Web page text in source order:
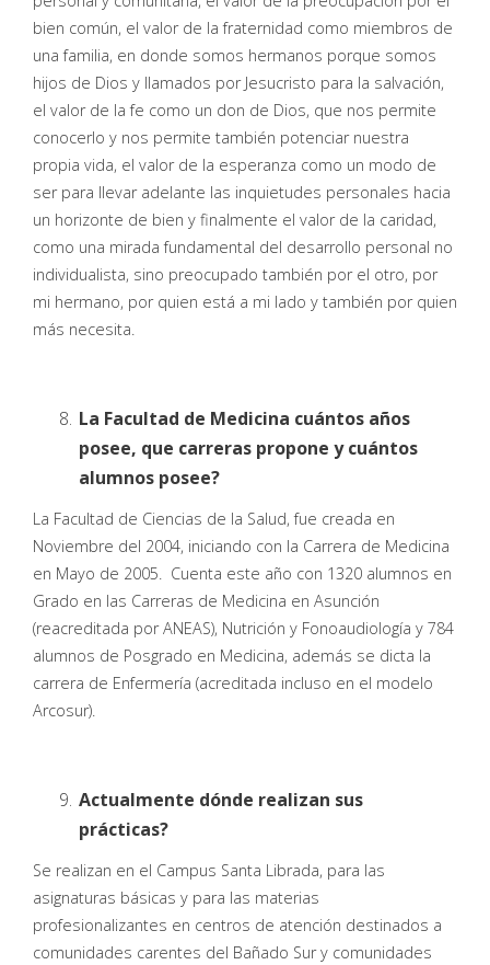
bien común, el valor de la fraternidad como miembros de
una familia, en donde somos hermanos porque somos
hijos de Dios y llamados por Jesucristo para la salvación,
el valor de la fe como un don de Dios, que nos permite
conocerlo y nos permite también potenciar nuestra
propia vida, el valor de la esperanza como un modo de
ser para llevar adelante las inquietudes personales hacia
un horizonte de bien y finalmente el valor de la caridad,
como una mirada fundamental del desarrollo personal no
individualista, sino preocupado también por el otro, por
mi hermano, por quien está a mi lado y también por quien
más necesita.
La Facultad de Medicina cuántos años
posee, que carreras propone y cuántos
alumnos posee?
La Facultad de Ciencias de la Salud, fue creada en
Noviembre del 2004, iniciando con la Carrera de Medicina
en Mayo de 2005. Cuenta este año con 1320 alumnos en
Grado en las Carreras de Medicina en Asunción
(reacreditada por ANEAS), Nutrición y Fonoaudiología y 784
alumnos de Posgrado en Medicina, además se dicta la
carrera de Enfermería (acreditada incluso en el modelo
Arcosur).
Actualmente dónde realizan sus
prácticas?
Se realizan en el Campus Santa Librada, para las
asignaturas básicas y para las materias
profesionalizantes en centros de atención destinados a
comunidades carentes del Bañado Sur y comunidades